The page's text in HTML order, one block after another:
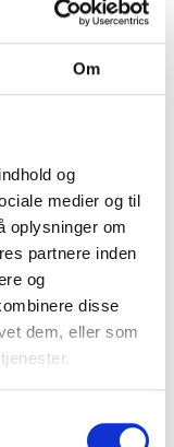
Om
og
medier og til
oplysninger om
partnere inden
og
disse
dem, eller som
ankelstøvler
str. 42